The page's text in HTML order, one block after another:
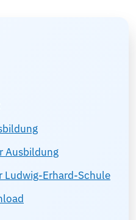
Ausbildung
Ludwig-Erhard-Schule